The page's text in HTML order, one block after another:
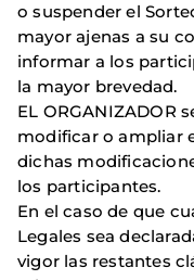
o suspender el
mayor ajenas a su
informar a los
la mayor brevedad.
EL ORGANIZADOR
modificar o ampliar
dichas
los participantes.
En el caso de que
Legales sea
vigor las restantes